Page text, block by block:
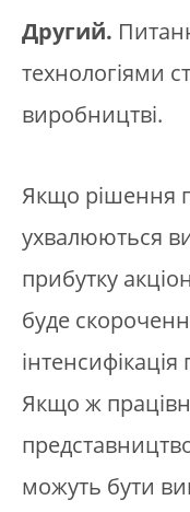
Другий.
технологіями
виробництві.
Якщо рішення
ухвалюються
прибутку
буде
Якщо ж
можуть бути